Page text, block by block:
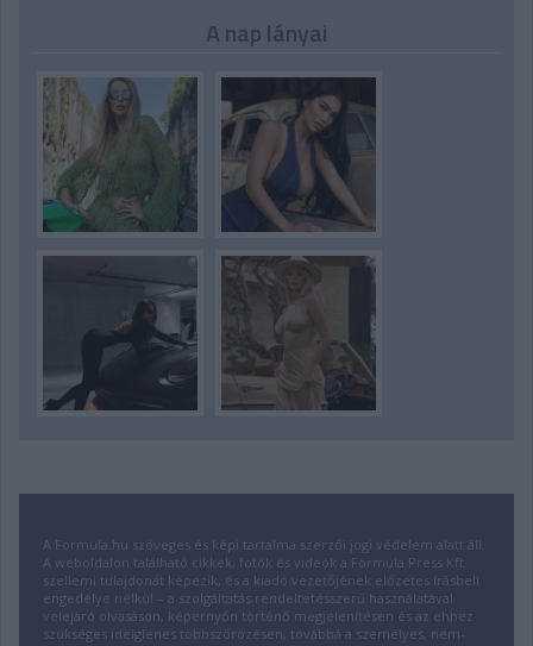
A nap lányai
A Formula.hu szöveges és képi tartalma szerzői jogi védelem alatt áll.
A weboldalon található cikkek, fotók és videók a Formula Press Kft.
szellemi tulajdonát képezik, és a kiadó vezetőjének előzetes írásbeli
engedélye nélkül – a szolgáltatás rendeltetésszerű használatával
velejáró olvasáson, képernyőn történő megjelenítésen és az ehhez
szükséges ideiglenes többszörözésen, továbbá a személyes, nem-